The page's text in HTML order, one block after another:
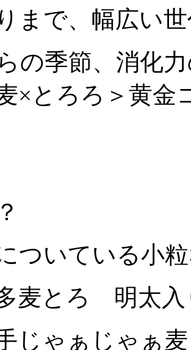
まで、幅広い
の季節、消化
×とろろ＞黄金
ついている小
麦とろ 明太入
じゃぁじゃぁ